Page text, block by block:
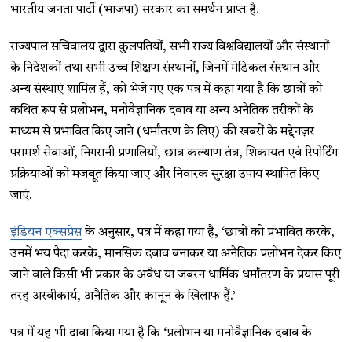
भारतीय जनता पार्टी (भाजपा) सरकार का समर्थन प्राप्त है.
राज्यपाल सचिवालय द्वारा कुलपतियों, सभी राज्य विश्वविद्यालयों और संस्थानों
के निदेशकों तथा सभी उच्च शिक्षण संस्थानों, जिनमें मेडिकल संस्थान और
अन्य संस्थाएं शामिल हैं, को भेजे गए एक पत्र में कहा गया है कि छात्रों को
कथित रूप से प्रलोभन, मनोवैज्ञानिक दबाव या अन्य अनैतिक तरीकों के
माध्यम से प्रभावित किए जाने (धर्मांतरण के लिए) की खबरों के मद्देनज़र
परामर्श सेवाओं, निगरानी प्रणालियों, छात्र कल्याण तंत्र, शिकायत एवं रिपोर्टिंग
प्रक्रियाओं को मजबूत किया जाए और निवारक सुरक्षा उपाय स्थापित किए
जाएं.
इंडियन एक्सप्रेसके अनुसार, पत्र में कहा गया है, ‘छात्रों को प्रभावित करके,
उनमें भय पैदा करके, मानसिक दबाव बनाकर या अनैतिक प्रलोभन देकर किए
जाने वाले किसी भी प्रकार के अवैध या जबरन धार्मिक धर्मांतरण के प्रयास पूरी
तरह अस्वीकार्य, अनैतिक और कानून के खिलाफ हैं.’
पत्र में यह भी दावा किया गया है कि ‘प्रलोभन या मनोवैज्ञानिक दबाव के